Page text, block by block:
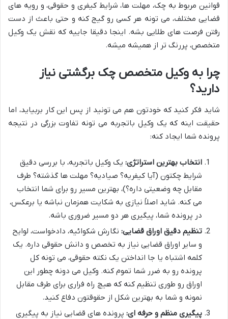
قوانین مربوط به چک، مهلت ها، شرایط کیفری و حقوقی، و رویه های
قضایی مختلف، می تونه هر کسی رو گیج کنه و حتی باعث از دست
رفتن فرصت های طلایی بشه. اینجا دقیقا جاییه که نقش یک وکیل
متخصص، پررنگ تر از همیشه میشه.
چرا به وکیل متخصص چک برگشتی نیاز
دارید؟
شاید فکر کنید که خودتون هم می تونید از پس این کار بربیاید، اما
حقیقت اینه که یک وکیل باتجربه می تونه تفاوت بزرگی در نتیجه
پرونده شما ایجاد کنه:
انتخاب بهترین استراتژی: یک وکیل باتجربه، با بررسی دقیق
شرایط چکتون (آیا کیفریه؟ صیادیه؟ مهلت ها گذشته؟ طرف
مقابل چه وضعیتی داره؟)، بهترین مسیر رو برای شما انتخاب
می کنه. شاید اصلاً نیازی به شکایت همزمان نباشه یا برعکس،
در پرونده شما، پیگیری هر دو مسیر ضروری باشه.
تنظیم دقیق اوراق قضایی: نگارش شکوائیه، دادخواست، لوایح
و سایر اوراق قضایی نیاز به تخصص و دانش حقوقی داره. یک
کلمه اشتباه یا جا انداختن یک نکته حقوقی، می تونه کل
پرونده رو به ضرر شما تموم کنه. وکیل می دونه چطور این
اوراق رو طوری تنظیم کنه که هیچ راه فراری برای طرف مقابل
نمونه و شما به بهترین شکل از حقوقتون دفاع کنید.
پیگیری منظم و حرفه ای: پرونده های قضایی نیاز به پیگیری